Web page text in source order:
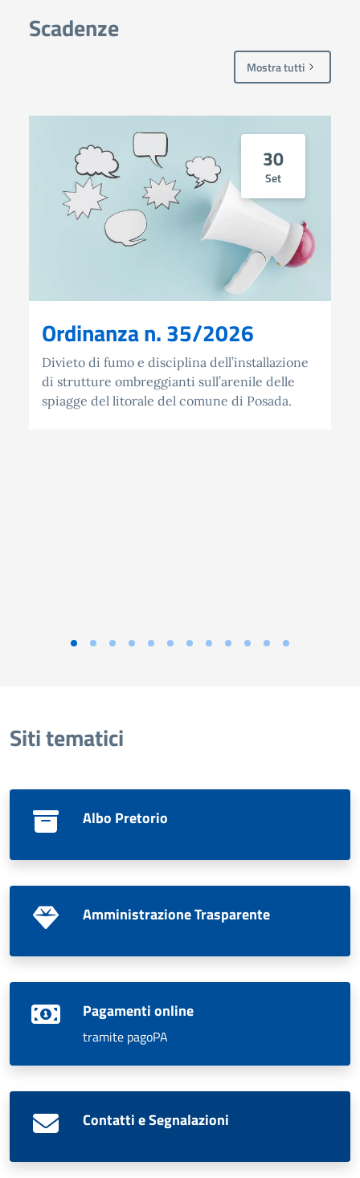
Scadenze
Mostra tutti
30
Set
Ordinanza n. 35/2026
Divieto di fumo e disciplina dell’installazione
di strutture ombreggianti sull’arenile delle
spiagge del litorale del comune di Posada.
Siti tematici
Albo Pretorio
Amministrazione Trasparente
Pagamenti online
tramite pagoPA
Contatti e Segnalazioni